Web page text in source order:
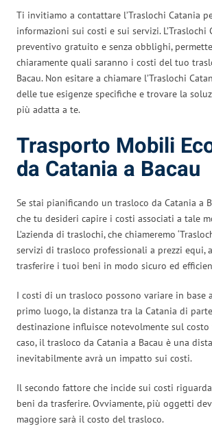
Ti invitiamo a contattare l’Traslochi Catania
informazioni sui costi e sui servizi. L’Traslochi
preventivo gratuito e senza obblighi,
chiaramente quali saranno i costi del tuo
Bacau. Non esitare a chiamare l’Traslochi
delle tue esigenze specifiche e trovare la
più adatta a te.
Trasporto Mobili
da Catania a Bacau
Se stai pianificando un trasloco da Catania a
che tu desideri capire i costi associati a tale
L’azienda di traslochi, che chiameremo
servizi di trasloco professionali a prezzi equi,
trasferire i tuoi beni in modo sicuro ed
I costi di un trasloco possono variare in base
primo luogo, la distanza tra la Catania di
destinazione influisce notevolmente sul
caso, il trasloco da Catania a Bacau è una
inevitabilmente avrà un impatto sui costi.
Il secondo fattore che incide sui costi
beni da trasferire. Ovviamente, più oggetti
maggiore sarà il costo del trasloco.